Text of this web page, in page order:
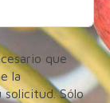
que
la
solicitud. Sólo